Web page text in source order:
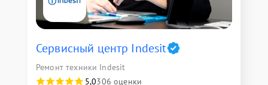
Сервисный центр Indesit
Ремонт техники Indesit
5,0306 оценки